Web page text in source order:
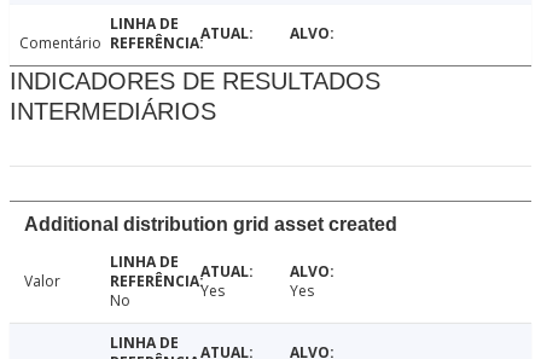
Comentário
INDICADORES DE RESULTADOS
INTERMEDIÁRIOS
Additional distribution grid asset created
Valor
No
Yes Yes